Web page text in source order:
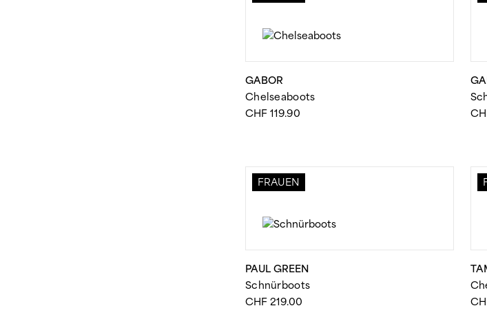
GABOR
Chelseaboots
CHF 119.90
FRAUEN
PAUL GREEN
Schnürboots
CHF 219.00